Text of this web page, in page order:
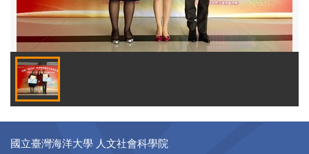
國立臺灣海洋大學 人文社會科學院